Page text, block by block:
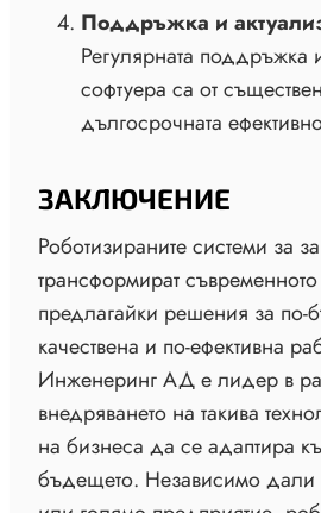
Поддръжка и
Регулярната поддръжка
софтуера са от
дългосрочната
ЗАКЛЮЧЕНИЕ
Роботизираните системи за
трансформират
предлагайки решения за по-
качествена и по-ефективна
Инженеринг АД е лидер в
внедряването на такива
на бизнеса да се адаптира
бъдещето. Независимо дали